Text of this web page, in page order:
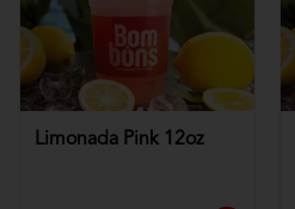
Limonada Pink 12oz